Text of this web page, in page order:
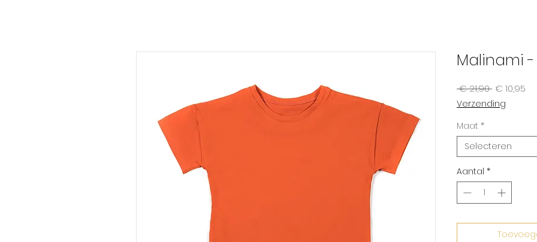
Malinami
€ 21,90 Normale
prijs
€ 10,95
Verzending
Maat *
Selecteren
Aantal *